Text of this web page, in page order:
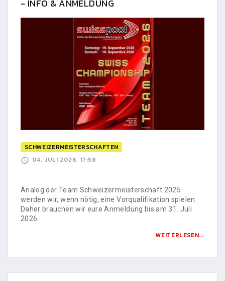
- INFO & ANMELDUNG
SCHWEIZERMEISTERSCHAFTEN
04. JULI 2026, 17:58
Analog der Team Schweizermeisterschaft 2025
werden wir, wenn nötig, eine Vorqualifikation spielen.
Daher brauchen wir eure Anmeldung bis am 31. Juli
2026.
WEITERLESEN...